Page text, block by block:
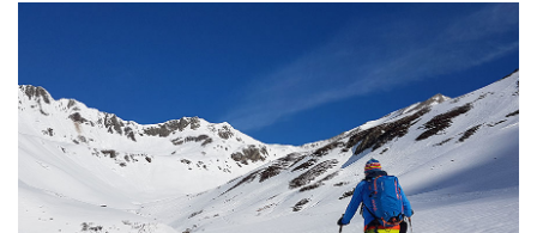
Kondition (Tourdauer):
von
bis
Suchbegriff: